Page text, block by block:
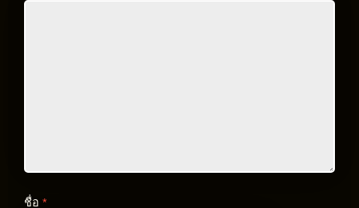
ชื่อ *